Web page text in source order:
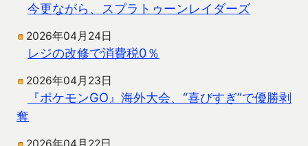
今更ながら、スプラトゥーンレイダーズ
2026年04月24日
レジの改修で消費税0％
2026年04月23日
『ポケモンGO』海外大会、“喜びすぎ”で優勝剥
奪